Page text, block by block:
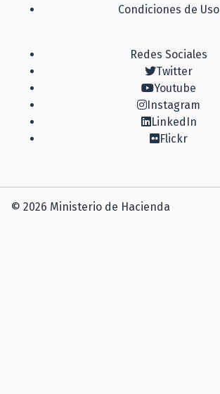
Condiciones de Uso
Redes Sociales
Twitter
Youtube
Instagram
LinkedIn
Flickr
© 2026 Ministerio de Hacienda